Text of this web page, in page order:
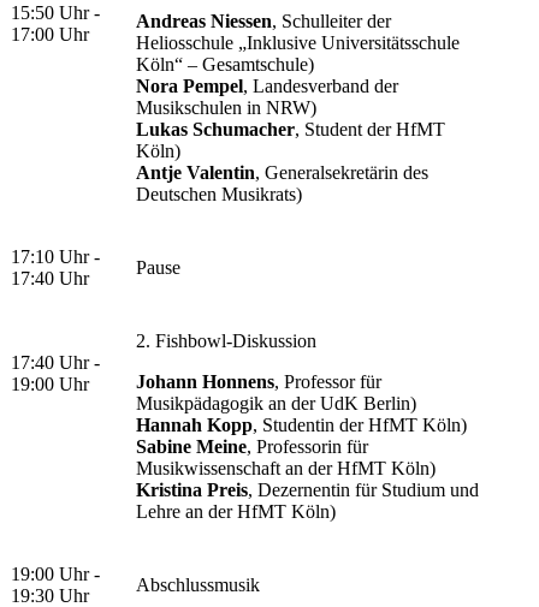
15:50 Uhr -
17:00 Uhr
Andreas Niessen, Schulleiter der
Heliosschule „Inklusive Universitätsschule
Köln“ – Gesamtschule)
Nora Pempel, Landesverband der
Musikschulen in NRW)
Lukas Schumacher, Student der HfMT
Köln)
Antje Valentin, Generalsekretärin des
Deutschen Musikrats)
17:10 Uhr -
17:40 Uhr
Pause
17:40 Uhr -
19:00 Uhr
2. Fishbowl-Diskussion
Johann Honnens, Professor für
Musikpädagogik an der UdK Berlin)
Hannah Kopp, Studentin der HfMT Köln)
Sabine Meine, Professorin für
Musikwissenschaft an der HfMT Köln)
Kristina Preis, Dezernentin für Studium und
Lehre an der HfMT Köln)
19:00 Uhr -
19:30 Uhr
Abschlussmusik